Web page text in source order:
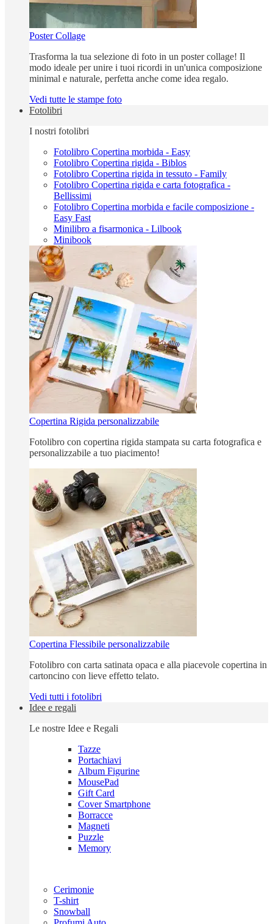
Poster Collage
Trasforma la tua selezione di foto in un poster collage! Il
modo ideale per unire i tuoi ricordi in un'unica composizione
minimal e naturale, perfetta anche come idea regalo.
Vedi tutte le stampe foto
Fotolibri
I nostri fotolibri
Fotolibro Copertina morbida - Easy
Fotolibro Copertina rigida - Biblos
Fotolibro Copertina rigida in tessuto - Family
Fotolibro Copertina rigida e carta fotografica -
Bellissimi
Fotolibro Copertina morbida e facile composizione -
Easy Fast
Minilibro a fisarmonica - Lilbook
Minibook
Copertina Rigida personalizzabile
Fotolibro con copertina rigida stampata su carta fotografica e
personalizzabile a tuo piacimento!
Copertina Flessibile personalizzabile
Fotolibro con carta satinata opaca e alla piacevole copertina in
cartoncino con lieve effetto telato.
Vedi tutti i fotolibri
Idee e regali
Le nostre Idee e Regali
Tazze
Portachiavi
Album Figurine
MousePad
Gift Card
Cover Smartphone
Borracce
Magneti
Puzzle
Memory
Cerimonie
T-shirt
Snowball